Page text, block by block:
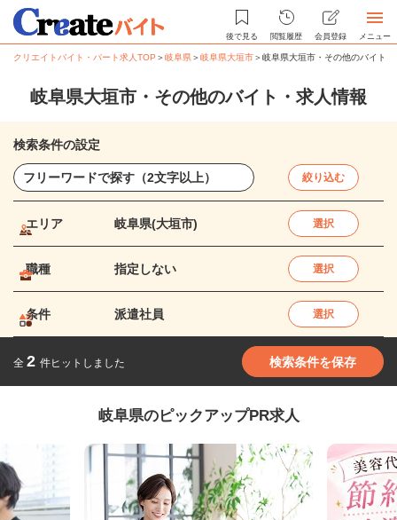
後で見る 閲覧履歴 会員登録 メニュー
クリエイトバイト・パート求人TOP ＞岐阜県＞岐阜県大垣市＞岐阜県大垣市・その他のバイト
岐阜県大垣市・その他のバイト・求人情報
検索条件の設定
絞り込む
エリア 岐阜県(大垣市) 選択
職種 指定しない 選択
条件 派遣社員 選択
全 2 件ヒットしました 検索条件を保存
岐阜県のピックアップPR求人